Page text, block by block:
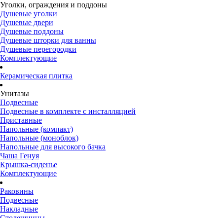
Уголки, ограждения и поддоны
Душевые уголки
Душевые двери
Душевые поддоны
Душевые шторки для ванны
Душевые перегородки
Комплектующие
Керамическая плитка
Унитазы
Подвесные
Подвесные в комплекте с инсталляцией
Приставные
Напольные (компакт)
Напольные (моноблок)
Напольные для высокого бачка
Чаша Генуя
Крышка-сиденье
Комплектующие
Раковины
Подвесные
Накладные